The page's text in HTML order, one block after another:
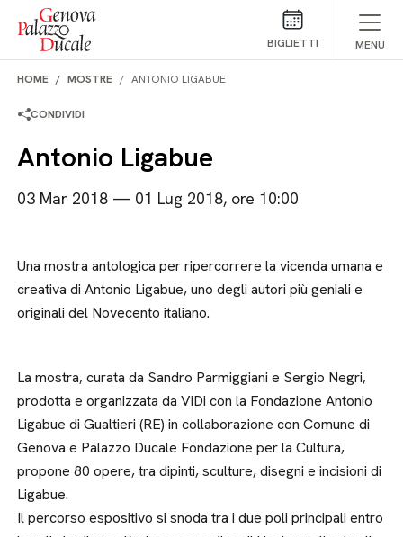
Salta al contenuto
BIGLIETTI MENU
HOME MOSTRE ANTONIO LIGABUE
CONDIVIDI
Antonio Ligabue
03 Mar 2018 — 01 Lug 2018, ore 10:00
Una mostra antologica per ripercorrere la vicenda umana e
creativa di Antonio Ligabue, uno degli autori più geniali e
originali del Novecento italiano.
La mostra, curata da Sandro Parmiggiani e Sergio Negri,
prodotta e organizzata da ViDi con la Fondazione Antonio
Ligabue di Gualtieri (RE) in collaborazione con Comune di
Genova e Palazzo Ducale Fondazione per la Cultura,
propone 80 opere, tra dipinti, sculture, disegni e incisioni di
Ligabue.
Il percorso espositivo si snoda tra i due poli principali entro